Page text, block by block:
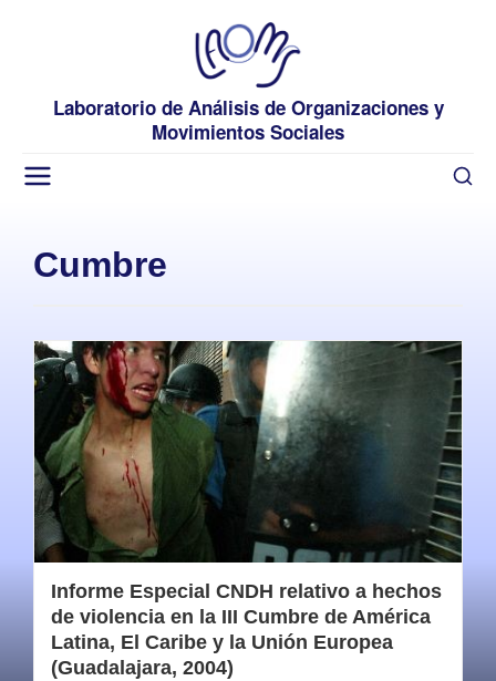
Laboratorio de Análisis de Organizaciones y
Movimientos Sociales
Cumbre
Informe Especial CNDH relativo a hechos
de violencia en la III Cumbre de América
Latina, El Caribe y la Unión Europea
(Guadalajara, 2004)